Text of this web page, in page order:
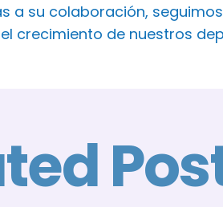
a su colaboración,
crecimiento de nuestros